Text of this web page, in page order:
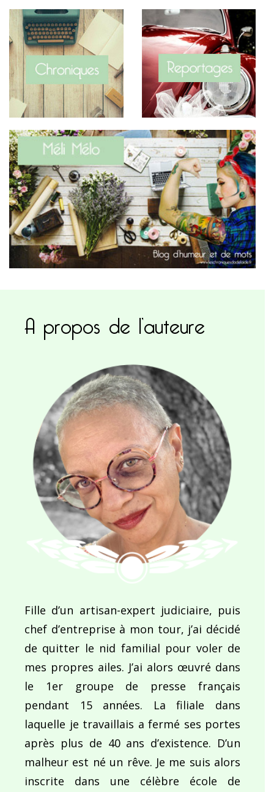
A propos de l’auteure
Fille d’un artisan-expert judiciaire, puis
chef d’entreprise à mon tour, j’ai décidé
de quitter le nid familial pour voler de
mes propres ailes. J’ai alors œuvré dans
le 1er groupe de presse français
pendant 15 années. La filiale dans
laquelle je travaillais a fermé ses portes
après plus de 40 ans d’existence. D’un
malheur est né un rêve. Je me suis alors
inscrite dans une célèbre école de